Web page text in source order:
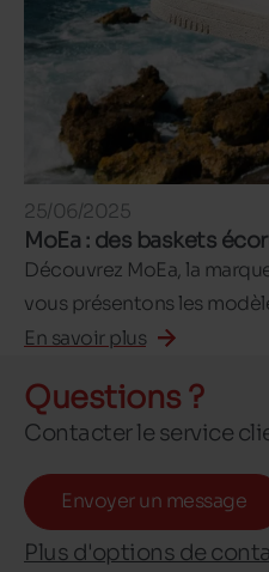
25/06/2025
MoEa : des baskets
Découvrez MoEa, la
vous présentons les
En savoir plus
Questions ?
Contacter le service
Envoyer un message
Plus d'options de